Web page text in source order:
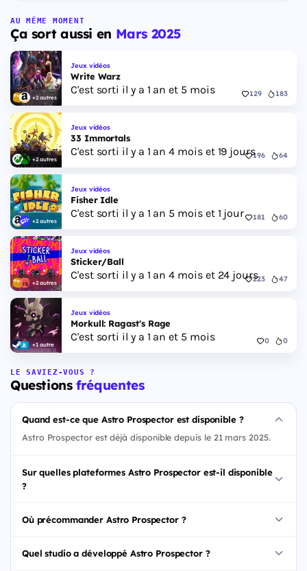
AU MÊME MOMENT
Ça sort aussi en Mars 2025
+2 autres
Jeux vidéos
Write Warz
C'est sorti il y a 1 an et 5 mois 129 183
+2 autres
Jeux vidéos
33 Immortals
C'est sorti il y a 1 an 4 mois et 19 jours196 64
+2 autres
Jeux vidéos
Fisher Idle
C'est sorti il y a 1 an 5 mois et 1 jour 181 60
+2 autres
Jeux vidéos
Sticker/Ball
C'est sorti il y a 1 an 4 mois et 24 jours223 47
+1 autre
Jeux vidéos
Morkull: Ragast's Rage
C'est sorti il y a 1 an et 5 mois 0 0
LE SAVIEZ-VOUS ?
Questionsfréquentes
Quand est-ce que Astro Prospector est disponible ?
Astro Prospector est déjà disponible depuis le 21 mars 2025.
Sur quelles plateformes Astro Prospector est-il disponible
?
Où précommander Astro Prospector ?
Quel studio a développé Astro Prospector ?